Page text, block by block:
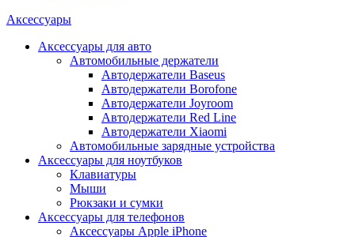
Аксессуары
Аксессуары для авто
Автомобильные держатели
Автодержатели Baseus
Автодержатели Borofone
Автодержатели Joyroom
Автодержатели Red Line
Автодержатели Xiaomi
Автомобильные зарядные устройства
Аксессуары для ноутбуков
Клавиатуры
Мыши
Рюкзаки и сумки
Аксессуары для телефонов
Аксессуары Apple iPhone